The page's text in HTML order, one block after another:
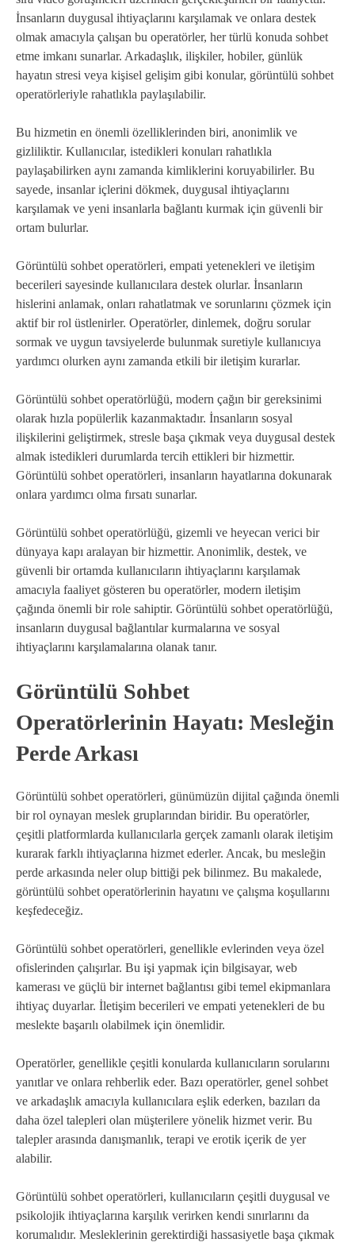
İnsanların duygusal ihtiyaçlarını karşılamak ve onlara destek
olmak amacıyla çalışan bu operatörler, her türlü konuda sohbet
etme imkanı sunarlar. Arkadaşlık, ilişkiler, hobiler, günlük
hayatın stresi veya kişisel gelişim gibi konular, görüntülü sohbet
operatörleriyle rahatlıkla paylaşılabilir.
Bu hizmetin en önemli özelliklerinden biri, anonimlik ve
gizliliktir. Kullanıcılar, istedikleri konuları rahatlıkla
paylaşabilirken aynı zamanda kimliklerini koruyabilirler. Bu
sayede, insanlar içlerini dökmek, duygusal ihtiyaçlarını
karşılamak ve yeni insanlarla bağlantı kurmak için güvenli bir
ortam bulurlar.
Görüntülü sohbet operatörleri, empati yetenekleri ve iletişim
becerileri sayesinde kullanıcılara destek olurlar. İnsanların
hislerini anlamak, onları rahatlatmak ve sorunlarını çözmek için
aktif bir rol üstlenirler. Operatörler, dinlemek, doğru sorular
sormak ve uygun tavsiyelerde bulunmak suretiyle kullanıcıya
yardımcı olurken aynı zamanda etkili bir iletişim kurarlar.
Görüntülü sohbet operatörlüğü, modern çağın bir gereksinimi
olarak hızla popülerlik kazanmaktadır. İnsanların sosyal
ilişkilerini geliştirmek, stresle başa çıkmak veya duygusal destek
almak istedikleri durumlarda tercih ettikleri bir hizmettir.
Görüntülü sohbet operatörleri, insanların hayatlarına dokunarak
onlara yardımcı olma fırsatı sunarlar.
Görüntülü sohbet operatörlüğü, gizemli ve heyecan verici bir
dünyaya kapı aralayan bir hizmettir. Anonimlik, destek, ve
güvenli bir ortamda kullanıcıların ihtiyaçlarını karşılamak
amacıyla faaliyet gösteren bu operatörler, modern iletişim
çağında önemli bir role sahiptir. Görüntülü sohbet operatörlüğü,
insanların duygusal bağlantılar kurmalarına ve sosyal
ihtiyaçlarını karşılamalarına olanak tanır.
Görüntülü Sohbet
Operatörlerinin Hayatı: Mesleğin
Perde Arkası
Görüntülü sohbet operatörleri, günümüzün dijital çağında önemli
bir rol oynayan meslek gruplarından biridir. Bu operatörler,
çeşitli platformlarda kullanıcılarla gerçek zamanlı olarak iletişim
kurarak farklı ihtiyaçlarına hizmet ederler. Ancak, bu mesleğin
perde arkasında neler olup bittiği pek bilinmez. Bu makalede,
görüntülü sohbet operatörlerinin hayatını ve çalışma koşullarını
keşfedeceğiz.
Görüntülü sohbet operatörleri, genellikle evlerinden veya özel
ofislerinden çalışırlar. Bu işi yapmak için bilgisayar, web
kamerası ve güçlü bir internet bağlantısı gibi temel ekipmanlara
ihtiyaç duyarlar. İletişim becerileri ve empati yetenekleri de bu
meslekte başarılı olabilmek için önemlidir.
Operatörler, genellikle çeşitli konularda kullanıcıların sorularını
yanıtlar ve onlara rehberlik eder. Bazı operatörler, genel sohbet
ve arkadaşlık amacıyla kullanıcılara eşlik ederken, bazıları da
daha özel talepleri olan müşterilere yönelik hizmet verir. Bu
talepler arasında danışmanlık, terapi ve erotik içerik de yer
alabilir.
Görüntülü sohbet operatörleri, kullanıcıların çeşitli duygusal ve
psikolojik ihtiyaçlarına karşılık verirken kendi sınırlarını da
korumalıdır. Mesleklerinin gerektirdiği hassasiyetle başa çıkmak